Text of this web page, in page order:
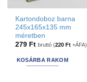
Kartondoboz barna
245x165x135 mm
méretben
279 Ft bruttó (220Ft +ÁFA)
KOSÁRBA RAKOM